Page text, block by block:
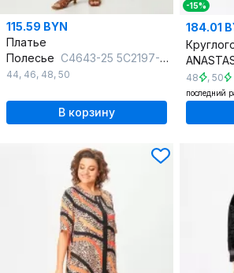
115.59 BYN
Платье
Полесье С4643-25 5С2197-Д43 164 суровый+суровый
44, 46, 48, 50
В корзину
-15%
184.01
48 , 50
последний